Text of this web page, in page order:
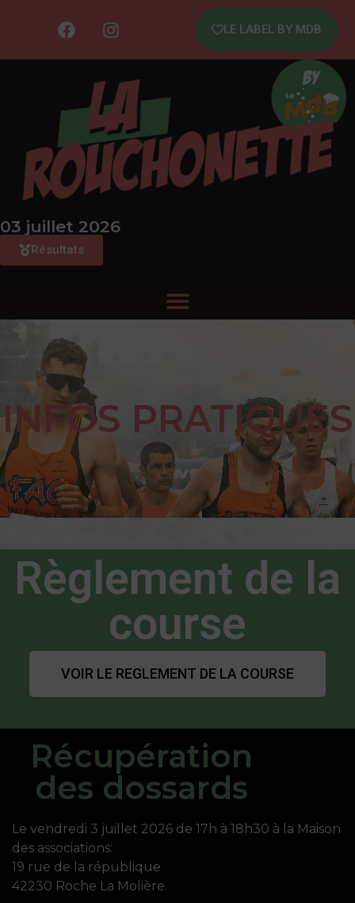
LE LABEL BY MDB
03 juillet 2026
Résultats
INFOS PRATIQUES
Règlement de la
course
VOIR LE REGLEMENT DE LA COURSE
Récupération
des dossards
Le vendredi 3 juillet 2026 de 17h à 18h30 à la Maison
des associations:
19 rue de la république
42230 Roche La Molière.